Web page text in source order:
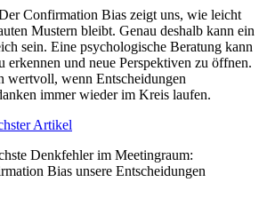
Confirmation Bias zeigt uns, wie leicht
Mustern bleibt. Genau deshalb kann ein
sein. Eine psychologische Beratung kann
erkennen und neue Perspektiven zu öffnen.
wertvoll, wenn Entscheidungen
immer wieder im Kreis laufen.
Artikel
Denkfehler im Meetingraum:
Bias unsere Entscheidungen